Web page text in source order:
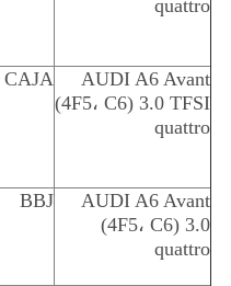
quattro
AUDI A6 Avant
(4F5، C6) 3.0 TFSI
quattro
CAJA
AUDI A6 Avant
(4F5، C6) 3.0
quattro
BBJ